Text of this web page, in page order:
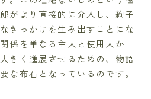
がより直接的に介入し、絢子
きっかけを生み出すことにな
係を単なる主人と使用人か
きく進展させるための、物語
な布石となっているのです。